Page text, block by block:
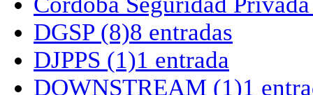
DGSP (8)8 entradas
DJPPS (1)1 entrada
DOWNSTREAM (1)1